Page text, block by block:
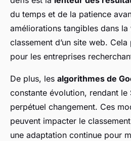
du temps et de la patience
améliorations tangibles dans la
classement d’un site web.
pour les entreprises
De plus, les algorithmes de
constante évolution, rendant le
perpétuel changement. Ces
peuvent impacter le
une adaptation continue pour